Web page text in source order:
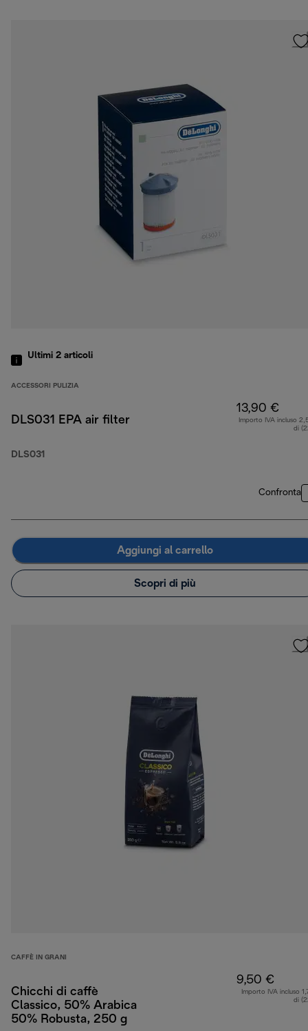
Ultimi 2 articoli
ACCESSORI PULIZIA
DLS031 EPA air filter
DLS031
13,90 €
Importo IVA incluso
di
Confronta
Aggiungi al carrello
Scopri di più
CAFFÈ IN GRANI
Chicchi di caffè
Classico, 50% Arabica
50% Robusta, 250 g
9,50 €
Importo IVA incluso
di